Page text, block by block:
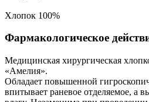
Хлопок 100%
Фармакологическое
Медицинская хирургическая
«Амелия».
Обладает повышенной
впитывает раневое отделяемое, а